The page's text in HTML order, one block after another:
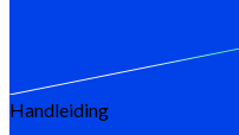
Handleiding